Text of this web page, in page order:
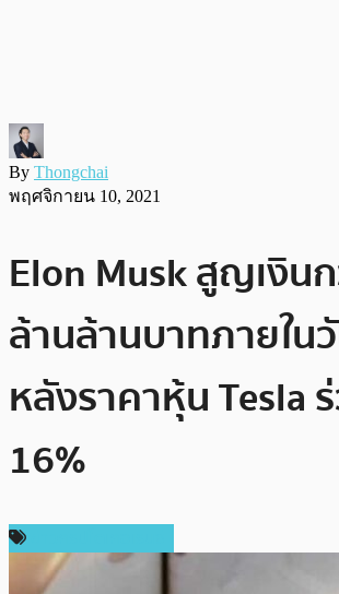
By Thongchai
พฤศจิกายน 10, 2021
Elon Musk สูญเงิน
ล้านล้านบาทภายใน
หลังราคาหุ้น Tesla
16%